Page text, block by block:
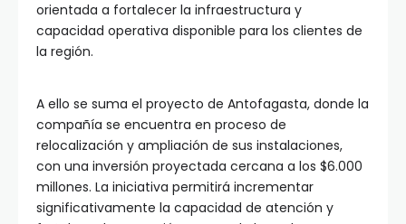
orientada a fortalecer la infraestructura y
capacidad operativa disponible para los clientes de
la región.
A ello se suma el proyecto de Antofagasta, donde la
compañía se encuentra en proceso de
relocalización y ampliación de sus instalaciones,
con una inversión proyectada cercana a los $6.000
millones. La iniciativa permitirá incrementar
significativamente la capacidad de atención y